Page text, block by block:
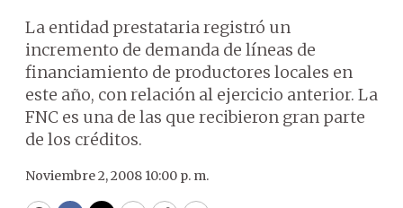
La entidad prestataria registró un
incremento de demanda de líneas de
financiamiento de productores locales en
este año, con relación al ejercicio anterior. La
FNC es una de las que recibieron gran parte
de los créditos.
Noviembre 2, 2008 10:00 p. m.